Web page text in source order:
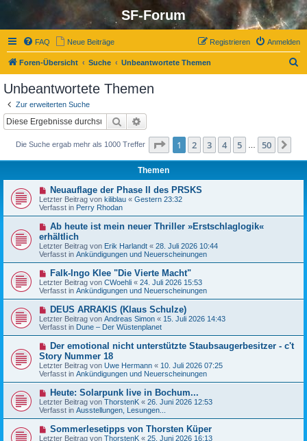
SF-Forum
FAQ Neue Beiträge Anmelden
Registrieren
Foren-Übersicht Suche Unbeantwortete Themen
Unbeantwortete Themen
Zur erweiterten Suche
Suche
Die Suche ergab mehr als 1000 Treffer Seite 1von 50
1 2 3 4 5 50
Themen
N
e
u
e
B
e
i
t
r
a
g
Neuauflage der Phase II des PRSKS
Letzter Beitrag von kiliblau « Gestern 23:32
Verfasst in Perry Rhodan
N
e
u
e
r
B
i
t
r
a
g
Ab heute ist mein neuer Thriller »Erstschlaglogik«
erhältlich
Letzter Beitrag von Erik Harlandt « 28. Juli 2026 10:44
Verfasst in Ankündigungen und Neuerscheinungen
N
e
u
e
B
e
i
t
a
g
Falk-Ingo Klee "Die Vierte Macht"
Letzter Beitrag von CWoehli « 24. Juli 2026 15:53
Verfasst in Ankündigungen und Neuerscheinungen
N
e
u
e
B
e
i
t
r
a
g
DEUS ARRAKIS (Klaus Schulze)
Letzter Beitrag von Andreas Simon « 15. Juli 2026 14:43
Verfasst in Dune – Der Wüstenplanet
N
e
u
e
r
B
i
t
r
a
g
Der emotional nicht unterstützte Staubsaugerbesitzer - c't
Story Nummer 18
Letzter Beitrag von Uwe Hermann « 10. Juli 2026 07:25
Verfasst in Ankündigungen und Neuerscheinungen
N
e
u
e
B
Heute: Solarpunk live in Bochum...
Letzter Beitrag von ThorstenK « 26. Juni 2026 12:53
Verfasst in Ausstellungen, Lesungen...
N
e
Sommerlesetipps von Thorsten Küper
Letzter Beitrag von ThorstenK « 25. Juni 2026 16:13